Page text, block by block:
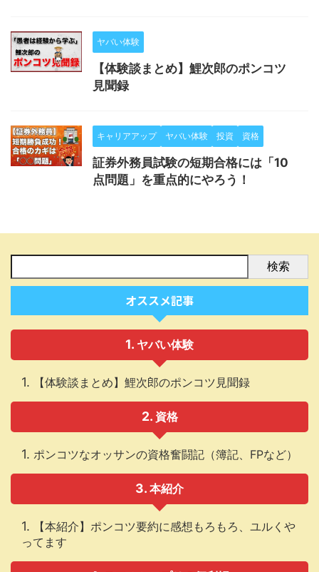
ヤバい体験
【体験談まとめ】鯉次郎のポンコツ
見聞録
キャリアアップ ヤバい体験 投資 資格
証券外務員試験の短期合格には「10
点問題」を重点的にやろう！
検索
オススメ記事
ヤバい体験
【体験談まとめ】鯉次郎のポンコツ見聞録
資格
ポンコツなオッサンの資格奮闘記（簿記、FPなど）
本紹介
【本紹介】ポンコツ要約に感想もろもろ、ユルくや
ってます